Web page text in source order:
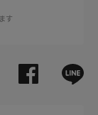
す